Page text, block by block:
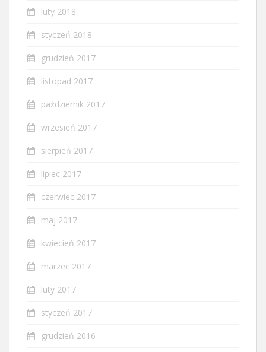
luty 2018
styczeń 2018
grudzień 2017
listopad 2017
październik 2017
wrzesień 2017
sierpień 2017
lipiec 2017
czerwiec 2017
maj 2017
kwiecień 2017
marzec 2017
luty 2017
styczeń 2017
grudzień 2016